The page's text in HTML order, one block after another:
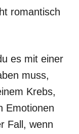
romantisch
es mit einer
muss,
Krebs,
Emotionen
Fall, wenn